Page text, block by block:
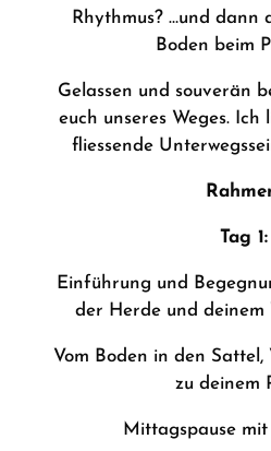
Rhythmus? …und dann
Boden beim
Gelassen und souverän
euch unseres Weges. Ich
fliessende
Tag 1:
Einführung und
der Herde und
Vom Boden in den
zu deinem
Mittagspause